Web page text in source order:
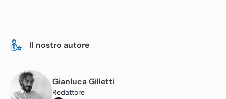
Il nostro autore
Gianluca Gilletti
Redattore